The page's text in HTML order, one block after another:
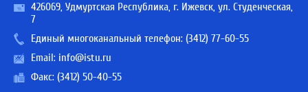
426069, Удмуртская Республика, г. Ижевск, ул. Студенческая,
7
Единый многоканальный телефон: (3412) 77-60-55
Email: info@istu.ru
Факс: (3412) 50-40-55